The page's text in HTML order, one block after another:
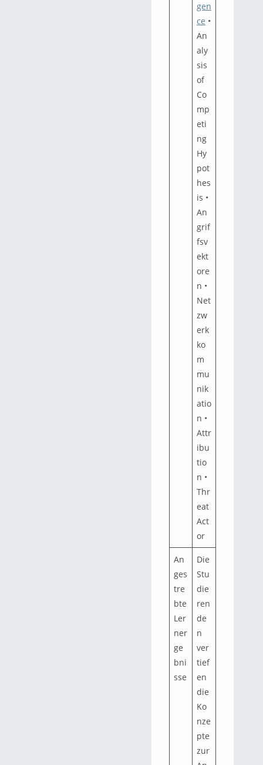
gen
ce •
An
aly
sis
of
Co
mp
eti
ng
Hy
pot
hes
is •
An
grif
fsv
ekt
ore
n •
Net
zw
erk
ko
m
mu
nik
atio
n •
Attr
ibu
tio
n •
Thr
eat
Act
or
An
ges
tre
bte
Ler
ner
ge
bni
sse
Die
Stu
die
ren
de
n
ver
tief
en
die
Ko
nze
pte
zur